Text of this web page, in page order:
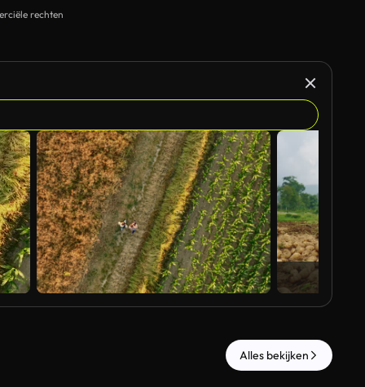
rechten
Alles bekijken